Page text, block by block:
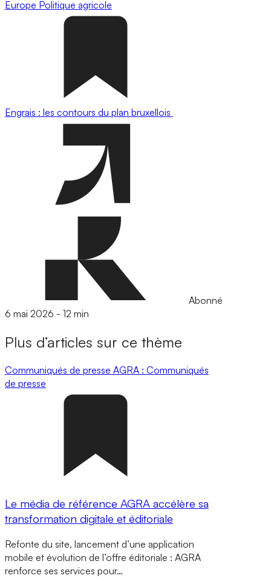
Europe Politique agricole
Engrais : les contours du plan bruxellois
Abonné
6 mai 2026 - 12 min
Plus d’articles sur ce thème
Communiqués de presse AGRA : Communiqués
de presse
Le média de référence AGRA accélère sa
transformation digitale et éditoriale
Refonte du site, lancement d’une application
mobile et évolution de l’offre éditoriale : AGRA
renforce ses services pour…